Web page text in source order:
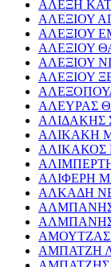
ΑΛΕΞΗ
ΑΛΕΞΙΟΥ
ΑΛΕΞΙΟΥ
ΑΛΕΞΙΟΥ
ΑΛΕΞΙΟΥ
ΑΛΕΞΙΟΥ
ΑΛΕΥΡΑΣ
ΑΛΙΔΑΚΗΣ
ΑΛΙΚΑΚΗ
ΑΛΙΚΑΚΟΣ
ΑΛΙΦΕΡΗ
ΑΛΚΑΔΗ
ΑΜΟΥΤΖΑΣ
ΑΜΠΑΤΖΗ